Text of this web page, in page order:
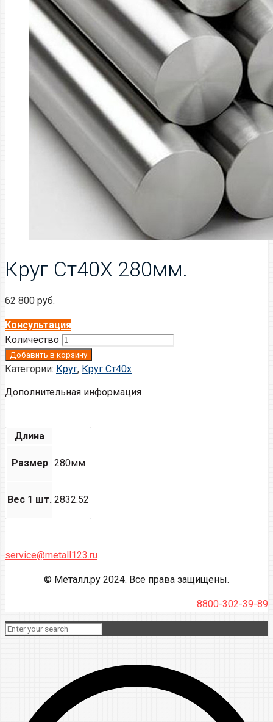
Круг Ст40Х 280мм.
62 800 руб.
Консультация
Количество
Добавить в корзину
Категории: Круг, Круг Ст40х
Дополнительная информация
Длина
Размер 280мм
Вес 1 шт. 2832.52
service@metall123.ru
© Металл.ру 2024. Все права защищены.
8800-302-39-89